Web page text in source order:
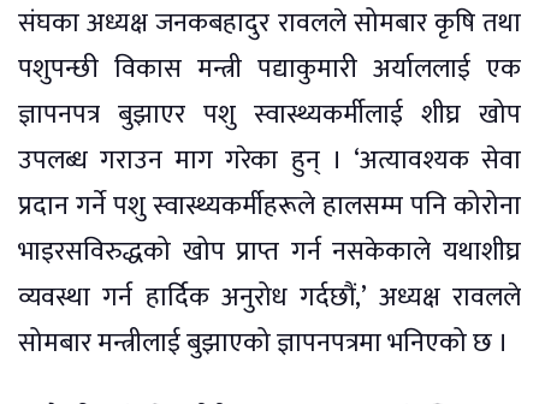
संघका अध्यक्ष जनकबहादुर रावलले सोमबार कृषि तथा
पशुपन्छी विकास मन्त्री पद्याकुमारी अर्याललाई एक
ज्ञापनपत्र बुझाएर पशु स्वास्थ्यकर्मीलाई शीघ्र खोप
उपलब्ध गराउन माग गरेका हुन् । ‘अत्यावश्यक सेवा
प्रदान गर्ने पशु स्वास्थ्यकर्मीहरूले हालसम्म पनि कोरोना
भाइरसविरुद्धको खोप प्राप्त गर्न नसकेकाले यथाशीघ्र
व्यवस्था गर्न हार्दिक अनुरोध गर्दछौं,’ अध्यक्ष रावलले
सोमबार मन्त्रीलाई बुझाएको ज्ञापनपत्रमा भनिएको छ ।